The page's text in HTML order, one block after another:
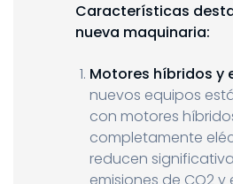
Características
nueva maquinaria:
Motores híbridos y
nuevos equipos
con motores
completamente
reducen